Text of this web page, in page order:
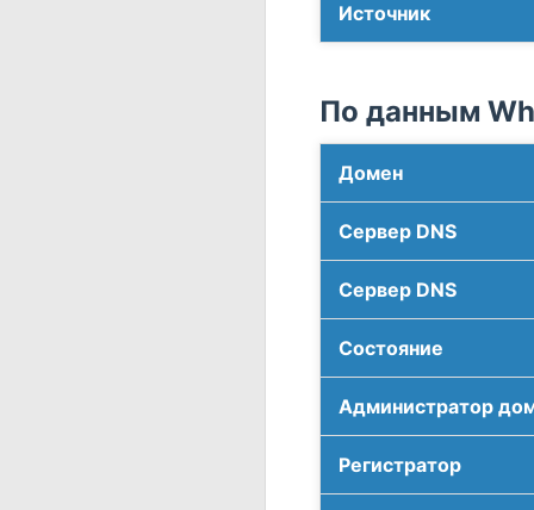
Источник
По данным
Домен
Сервер DNS
Сервер DNS
Соcтояние
Администратор
Регистратор